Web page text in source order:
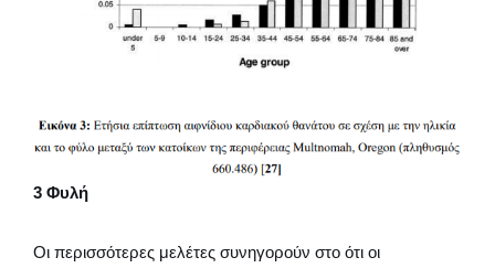
3 Φυλή
Οι περισσότερες μελέτες συνηγορούν στο ότι οι